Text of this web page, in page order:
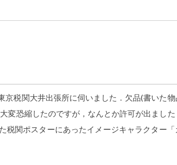
税関大井出張所に伺いました．欠品(書いた
変恐縮したのですが，なんとか許可が出まし
関ポスターにあったイメージキャラクター